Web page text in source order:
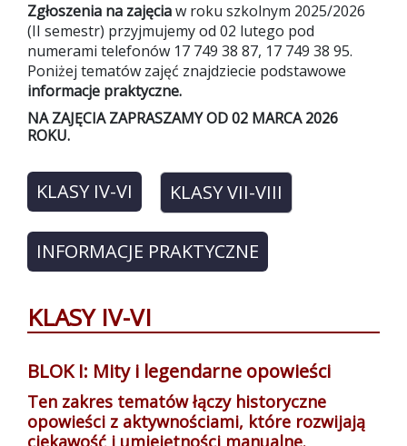
Zgłoszenia na zajęciaw roku szkolnym 2025/2026
(II semestr) przyjmujemy od 02 lutego pod
numerami telefonów 17 749 38 87, 17 749 38 95.
Poniżej tematów zajęć znajdziecie podstawowe
informacje praktyczne.
NA ZAJĘCIA ZAPRASZAMY OD 02 MARCA 2026
ROKU.
KLASY IV-VI KLASY VII-VIII
INFORMACJE PRAKTYCZNE
KLASY IV-VI
BLOK I: Mity i legendarne opowieści
Ten zakres tematów łączy historyczne
opowieści z aktywnościami, które rozwijają
ciekawość i umiejętności manualne.